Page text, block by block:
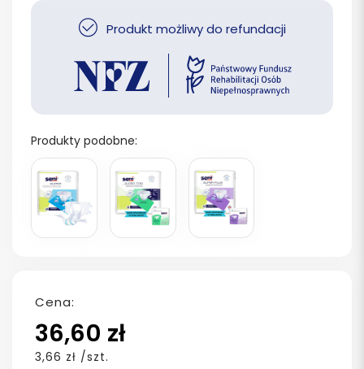
Produkt możliwy do refundacji
Produkty podobne:
Cena:
36,60 zł
3,66 zł /szt.